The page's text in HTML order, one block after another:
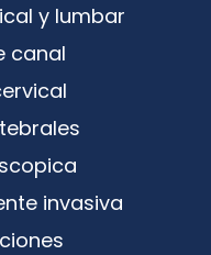
y lumbar
canal
invasiva